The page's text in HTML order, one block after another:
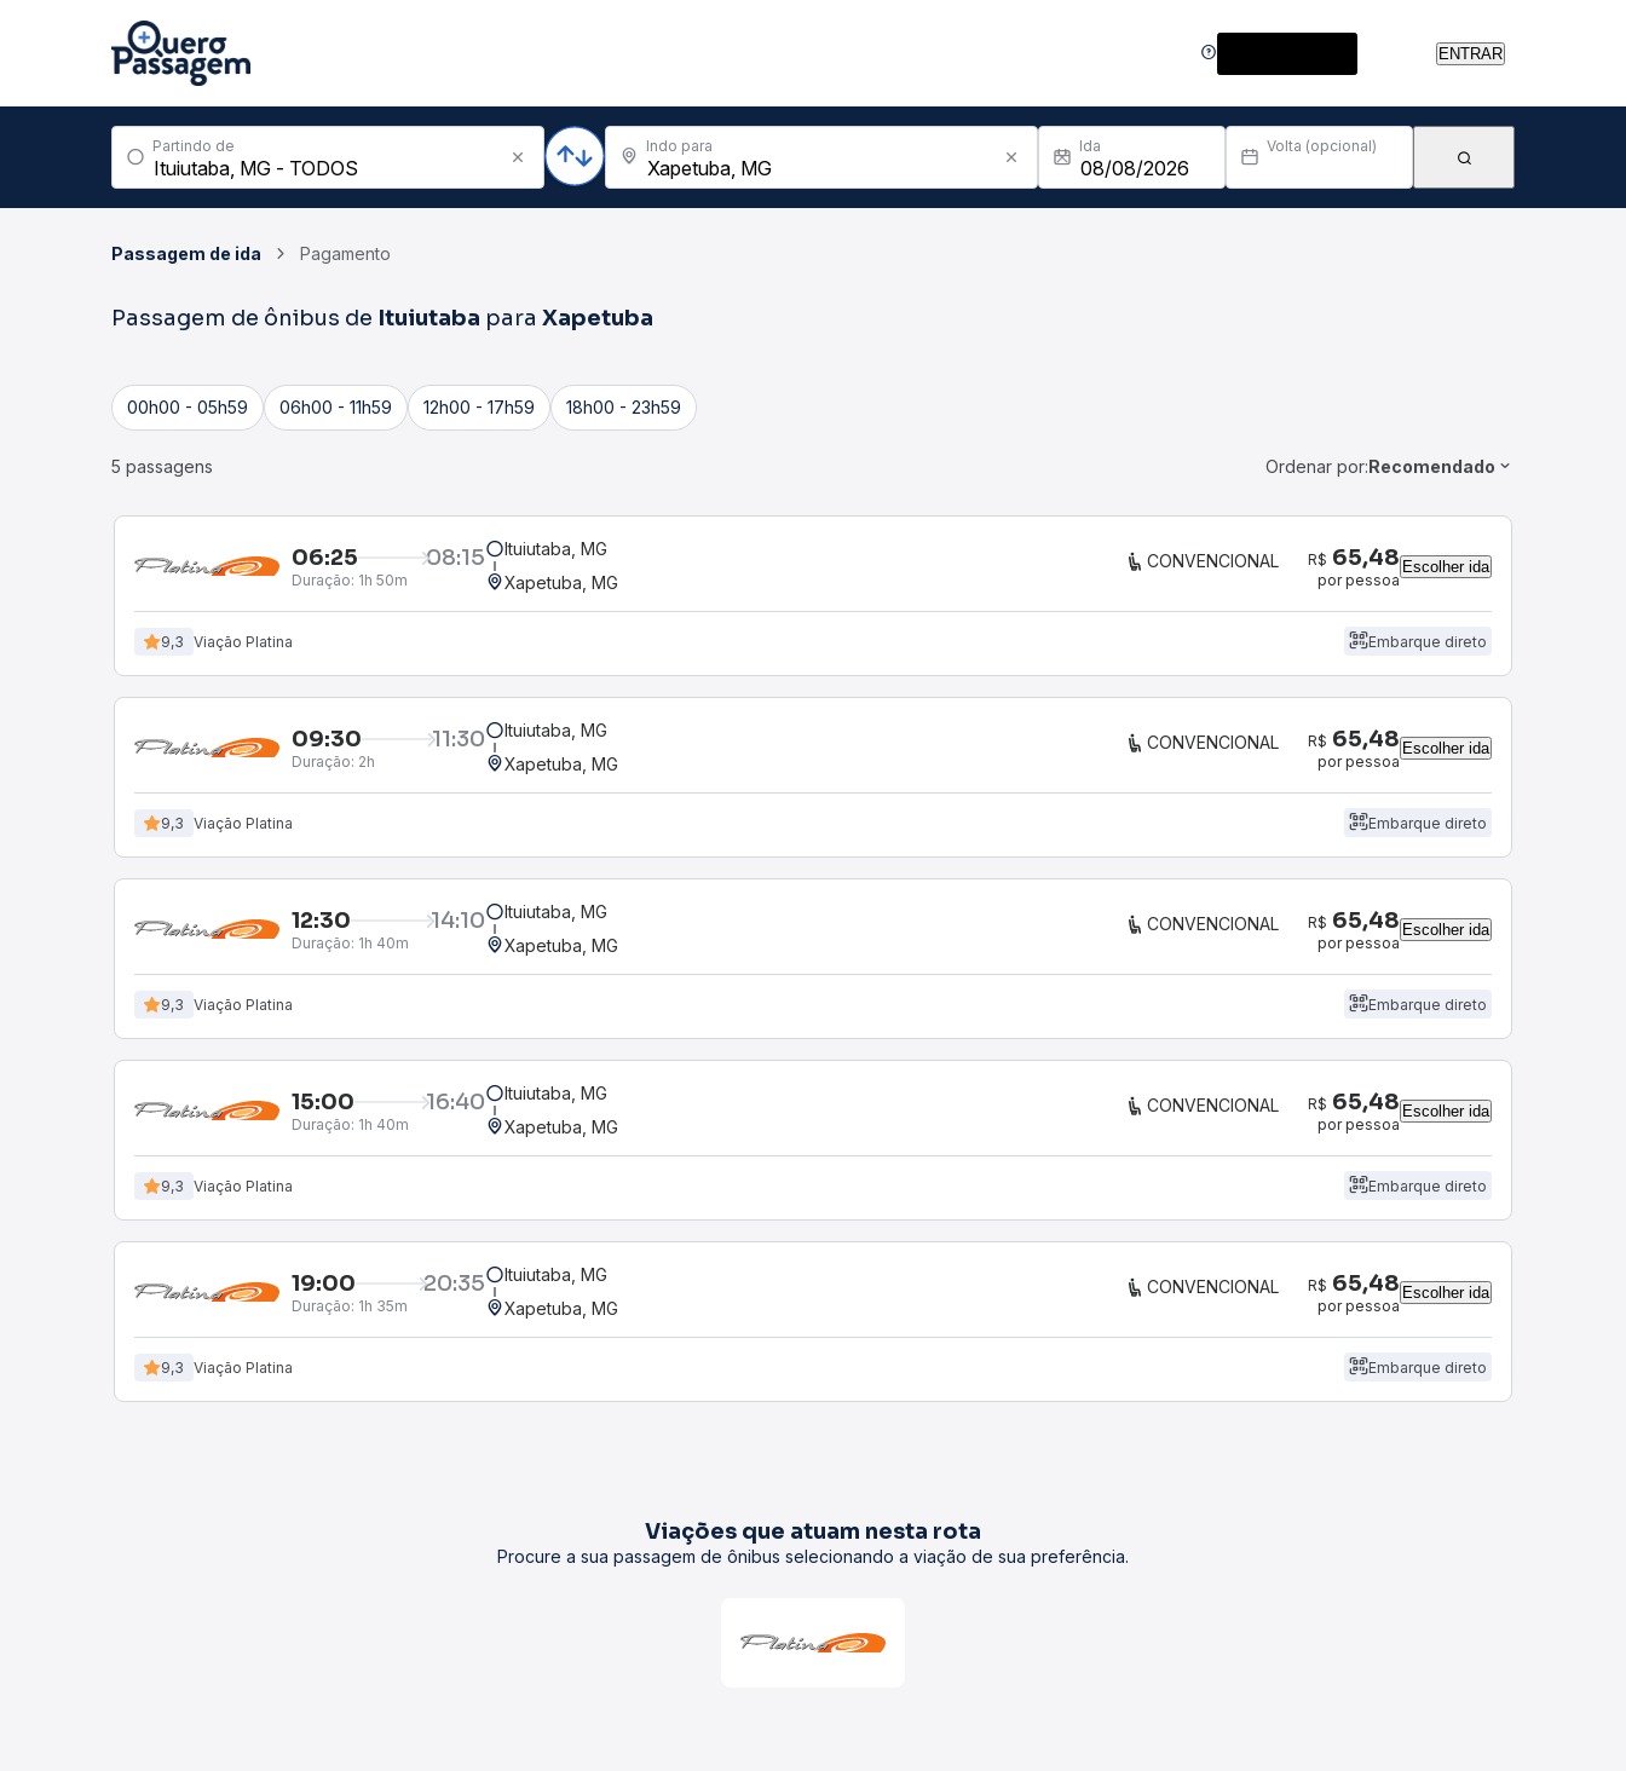
ENTRAR
Partindo de Indo para Ida Volta (opcional)
Passagem de ida Pagamento
Passagem de ônibus de Ituiutaba para Xapetuba
00h00 - 05h59 06h00 - 11h59 12h00 - 17h59 18h00 - 23h59
5 passagens Ordenar por:Recomendado
06:25 08:15
Duração: 1h 50m
Ituiutaba, MG
Xapetuba, MG
CONVENCIONAL R$ 65,48
por pessoa
Escolher ida
9,3 Viação Platina Embarque direto
09:30 11:30
Duração: 2h
Ituiutaba, MG
Xapetuba, MG
CONVENCIONAL R$ 65,48
por pessoa
Escolher ida
9,3 Viação Platina Embarque direto
12:30 14:10
Duração: 1h 40m
Ituiutaba, MG
Xapetuba, MG
CONVENCIONAL R$ 65,48
por pessoa
Escolher ida
9,3 Viação Platina Embarque direto
15:00 16:40
Duração: 1h 40m
Ituiutaba, MG
Xapetuba, MG
CONVENCIONAL R$ 65,48
por pessoa
Escolher ida
9,3 Viação Platina Embarque direto
19:00 20:35
Duração: 1h 35m
Ituiutaba, MG
Xapetuba, MG
CONVENCIONAL R$ 65,48
por pessoa
Escolher ida
9,3 Viação Platina Embarque direto
Viações que atuam nesta rota
Procure a sua passagem de ônibus selecionando a viação de sua preferência.